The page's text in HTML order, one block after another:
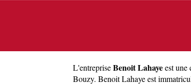
L'entrepriseBenoit Lahayeest une
Bouzy. Benoit Lahaye est